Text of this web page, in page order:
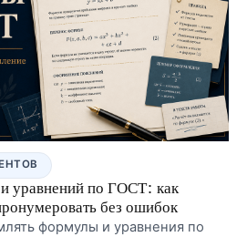
уравнений по ГОСТ: как
без ошибок
формулы и уравнения по